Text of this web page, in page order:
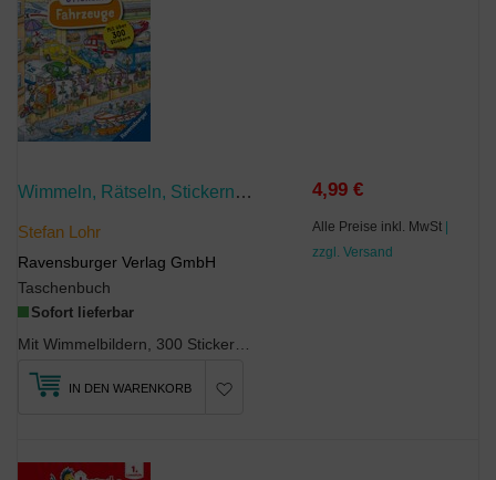
Wimmeln, Rätseln, Stickern: Fahrzeuge
Stefan Lohr
Ravensburger Verlag GmbH
Taschenbuch
Sofort lieferbar
4,99 €
Alle Preise inkl. MwSt |
zzgl. Versand
IN DEN WARENKORB